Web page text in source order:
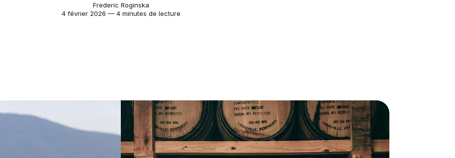
Frederic Roginska
4 février 2026 — 4 minutes de lecture